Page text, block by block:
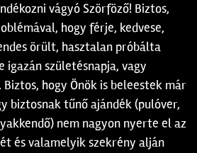
vágyó Szörföző! Biztos,
hogy férje, kedvese,
örült, hasztalan próbálta
születésnapja, vagy
hogy Önök is beleestek már
biztosnak tűnő ajándék (pulóver,
nem nagyon nyerte el az
és valamelyik szekrény alján